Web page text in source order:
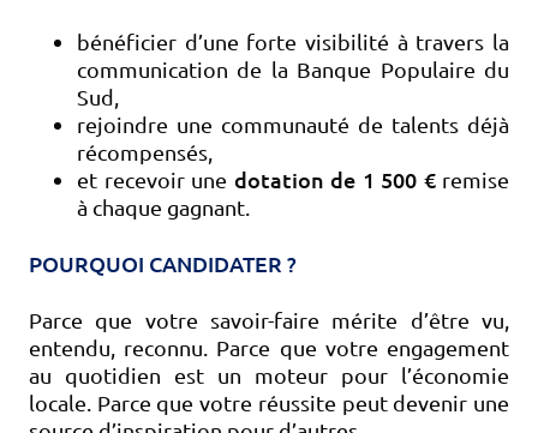
bénéficier d’une forte visibilité à travers la
communication de la Banque Populaire du
Sud,
rejoindre une communauté de talents déjà
récompensés,
et recevoir une dotation de 1 500 €remise
à chaque gagnant.
POURQUOI CANDIDATER ?
Parce que votre savoir-faire mérite d’être vu,
entendu, reconnu. Parce que votre engagement
au quotidien est un moteur pour l’économie
locale. Parce que votre réussite peut devenir une